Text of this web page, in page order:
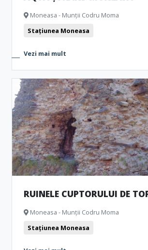
Moneasa - Munții Codru Moma
Stațiunea Moneasa
Vezi mai mult
RUINELE CUPTORULUI DE
Moneasa - Munții Codru Moma
Stațiunea Moneasa